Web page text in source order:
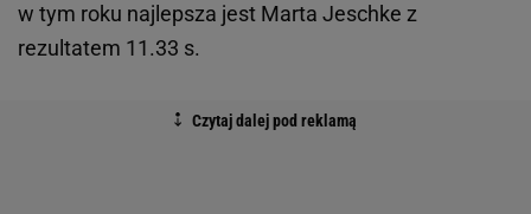
w tym roku najlepsza jest Marta Jeschke z
rezultatem 11.33 s.